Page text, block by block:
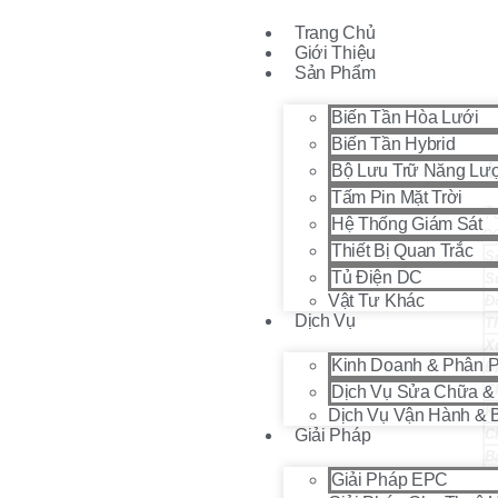
Trang Chủ
Giới Thiệu
Sản Phẩm
Biến Tần Hòa Lưới
Biến Tần Hybrid
Bộ Lưu Trữ Năng
Tấm Pin Mặt Trời
Hệ Thống Giám Sát
Thiết Bị Quan Trắc
Tủ Điện DC
Vật Tư Khác
Dịch Vụ
Kinh Doanh & Phân
Dịch Vụ Sửa Chữa
Dịch Vụ Vận Hành &
Giải Pháp
Giải Pháp EPC
/ Tủ Điện DC Solar Mersen 18 in 18